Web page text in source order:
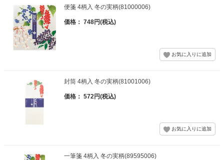
便箋 4柄入 冬の実柄(81000006)
価格： 748円(税込)
封筒 4柄入 冬の実柄(81001006)
価格： 572円(税込)
一筆箋 4柄入 冬の実柄(89595006)